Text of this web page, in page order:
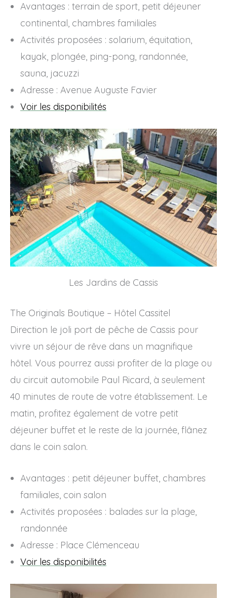
Avantages : terrain de sport, petit déjeuner
continental, chambres familiales
Activités proposées : solarium, équitation,
kayak, plongée, ping-pong, randonnée,
sauna, jacuzzi
Adresse : Avenue Auguste Favier
Voir les disponibilités
Les Jardins de Cassis
The Originals Boutique – Hôtel Cassitel
Direction le joli port de pêche de Cassis pour
vivre un séjour de rêve dans un magnifique
hôtel. Vous pourrez aussi profiter de la plage ou
du circuit automobile Paul Ricard, à seulement
40 minutes de route de votre établissement. Le
matin, profitez également de votre petit
déjeuner buffet et le reste de la journée, flânez
dans le coin salon.
Avantages : petit déjeuner buffet, chambres
familiales, coin salon
Activités proposées : balades sur la plage,
randonnée
Adresse : Place Clémenceau
Voir les disponibilités